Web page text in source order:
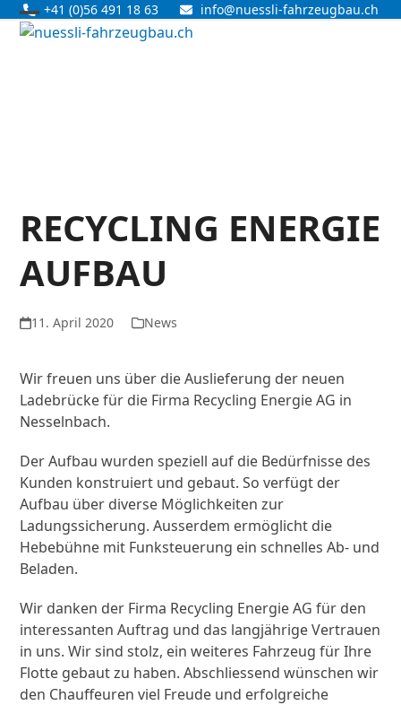
Skip
+41 (0)56 491 18 63 info@nuessli-fahrzeugbau.ch
Open
Close
RECYCLING ENERGIE
AUFBAU
11. April 2020 News
Wir freuen uns über die Auslieferung der neuen
Ladebrücke für die Firma Recycling Energie AG in
Nesselnbach.
Der Aufbau wurden speziell auf die Bedürfnisse des
Kunden konstruiert und gebaut. So verfügt der
Aufbau über diverse Möglichkeiten zur
Ladungssicherung. Ausserdem ermöglicht die
Hebebühne mit Funksteuerung ein schnelles Ab- und
Beladen.
Wir danken der Firma Recycling Energie AG für den
interessanten Auftrag und das langjährige Vertrauen
in uns. Wir sind stolz, ein weiteres Fahrzeug für Ihre
Flotte gebaut zu haben. Abschliessend wünschen wir
den Chauffeuren viel Freude und erfolgreiche